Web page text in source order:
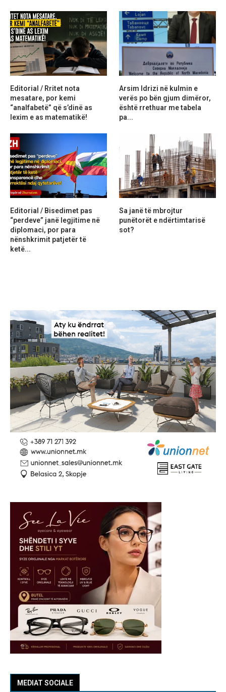
MEDIAT SOCIALE
Editorial / Rritet nota
mesatare, por kemi
“analfabetë” që s’dinë as
lexim e as matematikë!
Arsim Idrizi në kulmin e
verës po bën gjum dimëror,
është rrethuar me tabela
pa...
Editorial / Bisedimet pas
“perdeve” janë legjitime në
diplomaci, por para
nënshkrimit patjetër të
ketë...
Sa janë të mbrojtur
punëtorët e ndërtimtarisë
sot?